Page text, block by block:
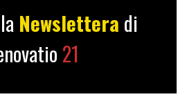
Newslettera di
21